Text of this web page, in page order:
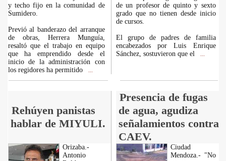
y techo fijo en la comunidad de
Sumidero.
Previó al banderazo del arranque
de obras, Herrera Munguía,
resaltó que el trabajo en equipo
que ha emprendido desde el
inicio de la administración con
los regidores ha permitido
de un profesor de quinto y sexto
grado que no tienen desde inicio
de cursos.
El grupo de padres de familia
encabezados por Luis Enrique
Sánchez, sostuvieron que el
Rehúyen panistas
hablar de MIYULI.
Presencia de fugas
de agua, agudiza
señalamientos contra
CAEV.
Orizaba.-
Antonio
Ciudad
Mendoza.- "No